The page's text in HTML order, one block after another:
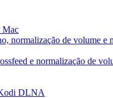
Mac
normalização de volume e
e normalização de
DLNA